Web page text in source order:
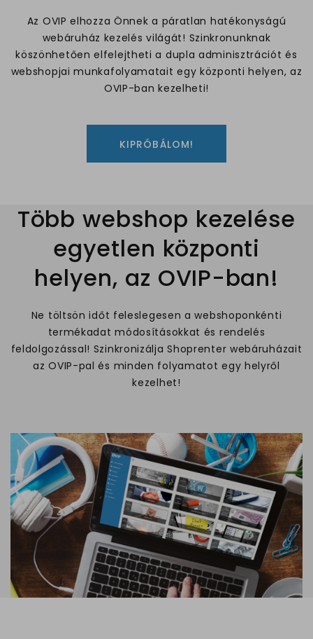
Az OVIP elhozza Önnek a páratlan hatékonyságú
webáruház kezelés világát! Szinkronunknak
köszönhetően elfelejtheti a dupla adminisztrációt és
webshopjai munkafolyamatait egy központi helyen, az
OVIP-ban kezelheti!
KIPRÓBÁLOM!
Több webshop kezelése
egyetlen központi
helyen, az OVIP-ban!
Ne töltsön időt feleslegesen a webshoponkénti
termékadat módosításokkat és rendelés
feldolgozással! Szinkronizálja Shoprenter webáruházait
az OVIP-pal és minden folyamatot egy helyről
kezelhet!